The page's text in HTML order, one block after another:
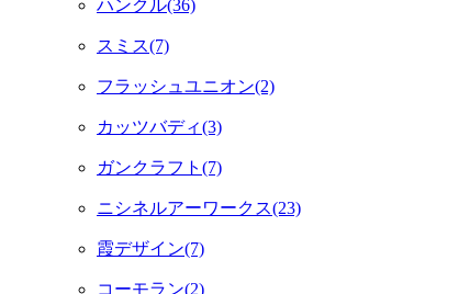
ハンクル(36)
スミス(7)
フラッシュユニオン(2)
カッツバディ(3)
ガンクラフト(7)
ニシネルアーワークス(23)
霞デザイン(7)
コーモラン(2)